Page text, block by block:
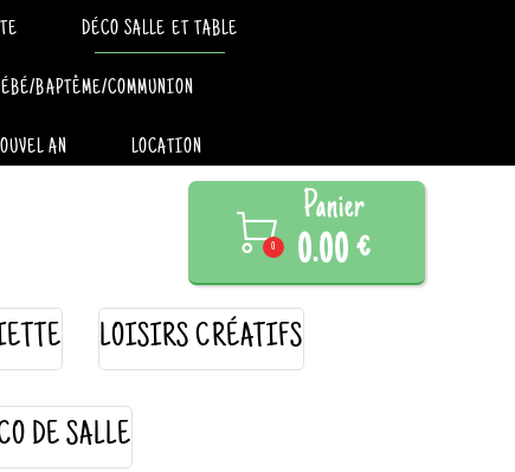
DÉCO SALLE ET TABLE
BAPTÊME/COMMUNION
AN LOCATION

0
Panier
0.00 €
LOISIRS CRÉATIFS
DE SALLE